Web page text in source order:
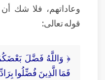
وعاداتهم، فلا شك أن
قوله تعالى:
﴿ وَاللَّهُ فَضَّلَ
فَمَا الَّذِينَ فُضِّلُوا